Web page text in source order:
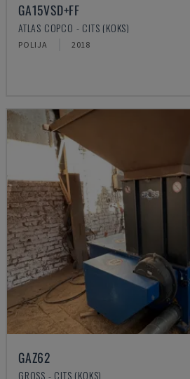
GA15VSD+FF
ATLAS COPCO - CITS (KOKS)
POLIJA 2018
GAZ62
GROSS - CITS (KOKS)